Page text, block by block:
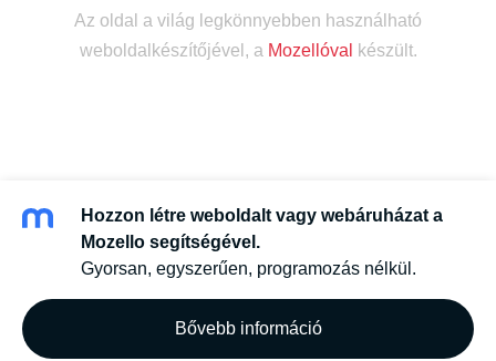
Az oldal a világ legkönnyebben használható
weboldalkészítőjével, a Mozellóval készült.
Hozzon létre weboldalt vagy webáruházat a
Mozello segítségével.
Gyorsan, egyszerűen, programozás nélkül.
Bővebb információ